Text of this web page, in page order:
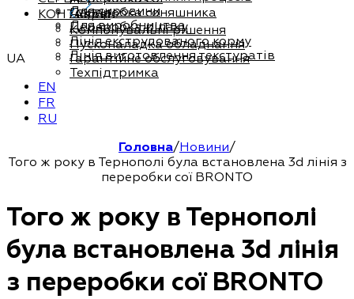
Для сировини
Для виробництва
Переробка соняшника
Переробка ріпаку
Лінія екструдованого корму
Лінія виготовлення текстуратів
Сервіс
Компонувальні рішення
Пусконаладка обладнання
Гарантійне обслуговування
Техпідтримка
КОНТАКТИ
UA
EN
FR
RU
Головна/Новини/
Того ж року в Тернополі була встановлена ​​3d лінія з
переробки сої BRONTO
Того ж року в Тернополі
була встановлена ​​3d лінія
з переробки сої BRONTO